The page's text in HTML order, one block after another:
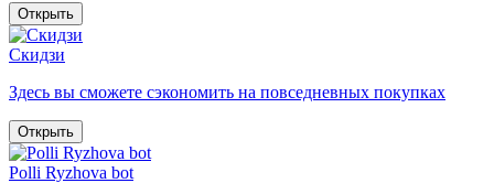
Открыть
Скидзи
Здесь вы сможете сэкономить на повседневных покупках
Открыть
Polli Ryzhova bot